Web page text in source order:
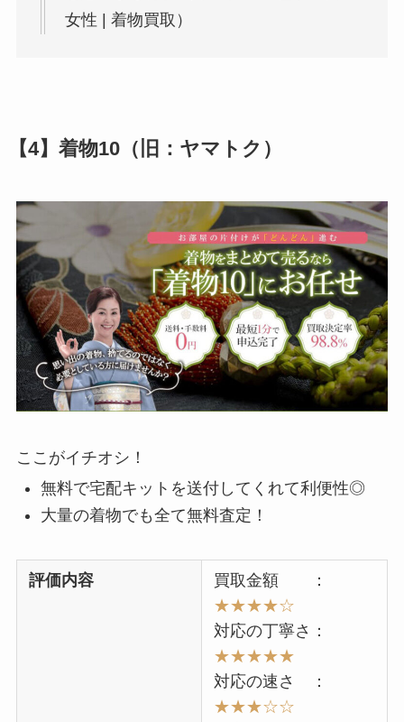
女性 | 着物買取）
【4】着物10（旧：ヤマトク）
ここがイチオシ！
無料で宅配キットを送付してくれて利便性◎
大量の着物でも全て無料査定！
評価内容
買取金額 ：
★★★★☆
対応の丁寧さ：
★★★★★
対応の速さ ：
★★★☆☆